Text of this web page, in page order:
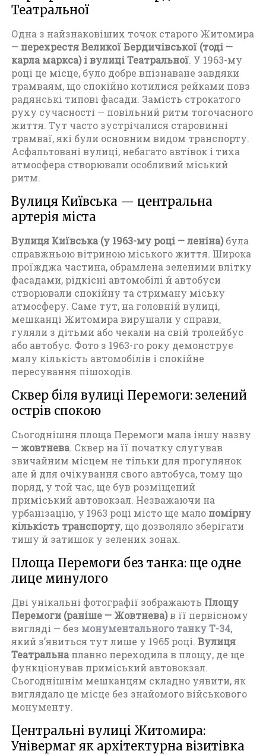
Театральної
Одна з найзнаковіших точок старого Житомира
— перехрестя Великої Бердичівської (тоді —
карла маркса) і вулиці Театральної. У 1963-му
році це місце, було добре впізнаване завдяки
трамваям, що спокійно котилися рейками повз
радянські типові фасади. Замість строкатого
руху сучасності — повільний ритм тогочасного
життя. Тут часто зустрічалися старовинні
трамваї, які були основним видом транспорту.
Асфальтовані вулиці, небагато автівок і тиха
атмосфера створювали особливий міський
ритм.
Вулиця Київська — центральна
артерія міста
Вулиця Київська (у 1963-му році — леніна)була
справжньою вітриною міського життя. Широка
проїжджа частина, обрамлена зеленими влітку
фасадами, рідкісні автомобілі й автобуси
створювали спокійну та стриману міську
атмосферу. Саме тут, на головній вулиці,
мешканці Житомира вирушали у справи,
гуляли з дітьми або чекали на свій тролейбус
або автобус. Фото з 1963-го року демонструє
малу кількість автомобілів і спокійне
пересування пішоходів.
Сквер біля вулиці Перемоги: зелений
острів спокою
Сьогоднішня площа Перемоги мала іншу назву
—жовтнева. Сквер на її початку слугував
звичайним місцем не тільки для прогулянок
але й для очікування свого автобуса, тому що
поряд, у той час, ще був розміщений
приміський автовокзал. Незважаючи на
урбанізацію, у 1963 році місто ще мало помірну
кількість транспорту, що дозволяло зберігати
тишу й затишок у зелених зонах.
Площа Перемоги без танка: ще одне
лице минулого
Дві унікальні фотографії зображають Площу
Перемоги (раніше — Жовтнева)в її первісному
вигляді — без монументального танку Т-34,
який з’явиться тут лише у 1965 році.Вулиця
Театральна плавно переходила в площу, де ще
функціонував приміський автовокзал.
Сьогоднішнім мешканцям складно уявити, як
виглядало це місце без знайомого військового
монументу.
Центральні вулиці Житомира:
Універмаг як архітектурна візитівка